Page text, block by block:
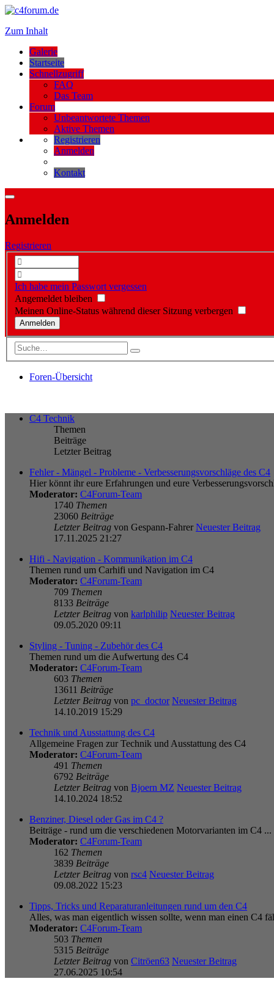
Zum Inhalt
Galerie
Startseite
Schnellzugriff
FAQ
Das Team
Forum
Unbeantwortete Themen
Aktive Themen
Registrieren
Anmelden
Kontakt
Anmelden
Registrieren
Ich habe mein Passwort vergessen
Angemeldet bleiben
Meinen Online-Status während dieser Sitzung verbergen
Foren-Übersicht
C4 Technik
Themen
Beiträge
Letzter Beitrag
Fehler - Mängel - Probleme - Verbesserungsvorschläge des C4
Hier könnt ihr eure Erfahrungen und eure
Moderator: C4Forum-Team
1740 Themen
23060 Beiträge
Letzter Beitrag von Gespann-Fahrer Neuester Beitrag
17.11.2025 21:27
Hifi - Navigation - Kommunikation im C4
Themen rund um Carhifi und Navigation im C4
Moderator: C4Forum-Team
709 Themen
8133 Beiträge
Letzter Beitrag von karlphilip Neuester Beitrag
09.05.2020 09:11
Styling - Tuning - Zubehör des C4
Themen rund um die Aufwertung des C4
Moderator: C4Forum-Team
603 Themen
13611 Beiträge
Letzter Beitrag von pc_doctor Neuester Beitrag
14.10.2019 15:29
Technik und Ausstattung des C4
Allgemeine Fragen zur Technik und Ausstattung des C4
Moderator: C4Forum-Team
491 Themen
6792 Beiträge
Letzter Beitrag von Bjoern MZ Neuester Beitrag
14.10.2024 18:52
Benziner, Diesel oder Gas im C4 ?
Beiträge - rund um die verschiedenen Motorvarianten im C4 ...
Moderator: C4Forum-Team
162 Themen
3839 Beiträge
Letzter Beitrag von rsc4 Neuester Beitrag
09.08.2022 15:23
Tipps, Tricks und Reparaturanleitungen rund um den C4
Alles, was man eigentlich wissen sollte, wenn man einen C4
Moderator: C4Forum-Team
503 Themen
5315 Beiträge
Letzter Beitrag von Citröen63 Neuester Beitrag
27.06.2025 10:54